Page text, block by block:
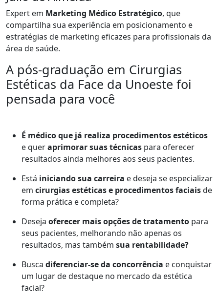
Expert em Marketing Médico Estratégico, que
compartilha sua experiência em posicionamento e
estratégias de marketing eficazes para profissionais da
área de saúde.
A pós-graduação em Cirurgias
Estéticas da Face da Unoeste foi
pensada para você
É médico que já realiza procedimentos estéticos
e queraprimorar suas técnicas para oferecer
resultados ainda melhores aos seus pacientes.
Está iniciando sua carreira e deseja se especializar
em cirurgias estéticas e procedimentos faciaisde
forma prática e completa?
Deseja oferecer mais opções de tratamento para
seus pacientes, melhorando não apenas os
resultados, mas também sua rentabilidade?
Busca diferenciar-se da concorrência e conquistar
um lugar de destaque no mercado da estética
facial?